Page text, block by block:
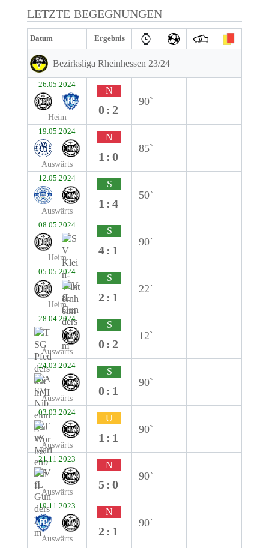
LETZTE BEGEGNUNGEN
Datum Ergebnis
Bezirksliga Rheinhessen 23/24
26.05.2024
Heim
N
0:2
90`
19.05.2024
Auswärts
N
1:0
85`
12.05.2024
Auswärts
S
1:4
50`
08.05.2024
Heim
S
4:1
90`
05.05.2024
Heim
S
2:1
22`
28.04.2024
Auswärts
S
0:2
12`
24.03.2024
Auswärts
S
0:1
90`
03.03.2024
Auswärts
U
1:1
90`
21.11.2023
Auswärts
N
5:0
90`
19.11.2023
Auswärts
N
2:1
90`